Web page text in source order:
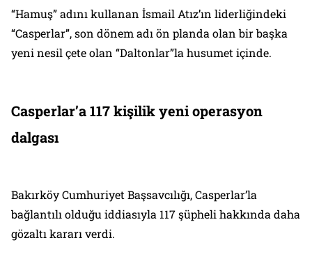
“Hamuş” adını kullanan İsmail Atız’ın liderliğindeki
“Casperlar”, son dönem adı ön planda olan bir başka
yeni nesil çete olan “Daltonlar”la husumet içinde.
Casperlar’a 117 kişilik yeni operasyon
dalgası
Bakırköy Cumhuriyet Başsavcılığı, Casperlar’la
bağlantılı olduğu iddiasıyla 117 şüpheli hakkında daha
gözaltı kararı verdi.